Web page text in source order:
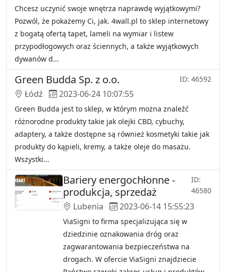
Chcesz uczynić swoje wnętrza naprawdę wyjątkowymi?
Pozwól, że pokażemy Ci, jak. 4wall.pl to sklep internetowy
z bogatą ofertą tapet, lameli na wymiar i listew
przypodłogowych oraz ściennych, a także wyjątkowych
dywanów d...
Green Budda Sp. z o.o. ID: 46592
Łódź 2023-06-24 10:07:55
Green Budda jest to sklep, w którym można znaleźć
różnorodne produkty takie jak olejki CBD, cybuchy,
adaptery, a także dostępne są również kosmetyki takie jak
produkty do kąpieli, kremy, a także oleje do masażu.
Wszystki...
Bariery energochłonne -
produkcja, sprzedaż
ID:
46580
Lubenia 2023-06-14 15:55:23
ViaSigni to firma specjalizująca się w
dziedzinie oznakowania dróg oraz
zagwarantowania bezpieczeństwa na
drogach. W ofercie ViaSigni znajdziecie